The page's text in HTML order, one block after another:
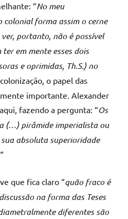
“No meu
colonial forma assim o cerne
ver, portanto, não é possível
em mente esses dois
e oprimidas, Th.S.) no
o papel das
importante. Alexander
fazendo a pergunta: “Os
(…) pirâmide imperialista ou
absoluta superioridade
que fica claro “quão fraco é
na forma das Teses
diferentes são